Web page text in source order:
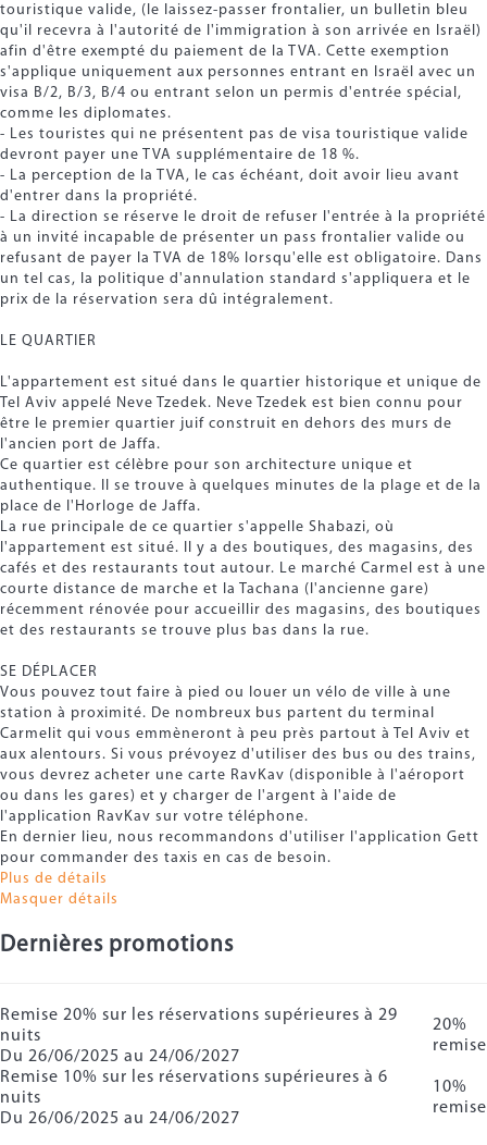
touristique valide, (le laissez-passer frontalier, un bulletin bleu
qu'il recevra à l'autorité de l'immigration à son arrivée en Israël)
afin d'être exempté du paiement de la TVA. Cette exemption
s'applique uniquement aux personnes entrant en Israël avec un
visa B/2, B/3, B/4 ou entrant selon un permis d'entrée spécial,
comme les diplomates.
- Les touristes qui ne présentent pas de visa touristique valide
devront payer une TVA supplémentaire de 18 %.
- La perception de la TVA, le cas échéant, doit avoir lieu avant
d'entrer dans la propriété.
- La direction se réserve le droit de refuser l'entrée à la propriété
à un invité incapable de présenter un pass frontalier valide ou
refusant de payer la TVA de 18% lorsqu'elle est obligatoire. Dans
un tel cas, la politique d'annulation standard s'appliquera et le
prix de la réservation sera dû intégralement.
LE QUARTIER
L'appartement est situé dans le quartier historique et unique de
Tel Aviv appelé Neve Tzedek. Neve Tzedek est bien connu pour
être le premier quartier juif construit en dehors des murs de
l'ancien port de Jaffa.
Ce quartier est célèbre pour son architecture unique et
authentique. Il se trouve à quelques minutes de la plage et de la
place de l'Horloge de Jaffa.
La rue principale de ce quartier s'appelle Shabazi, où
l'appartement est situé. Il y a des boutiques, des magasins, des
cafés et des restaurants tout autour. Le marché Carmel est à une
courte distance de marche et la Tachana (l'ancienne gare)
récemment rénovée pour accueillir des magasins, des boutiques
et des restaurants se trouve plus bas dans la rue.
SE DÉPLACER
Vous pouvez tout faire à pied ou louer un vélo de ville à une
station à proximité. De nombreux bus partent du terminal
Carmelit qui vous emmèneront à peu près partout à Tel Aviv et
aux alentours. Si vous prévoyez d'utiliser des bus ou des trains,
vous devrez acheter une carte RavKav (disponible à l'aéroport
ou dans les gares) et y charger de l'argent à l'aide de
l'application RavKav sur votre téléphone.
En dernier lieu, nous recommandons d'utiliser l'application Gett
pour commander des taxis en cas de besoin.
Plus de détails
Masquer détails
Dernières promotions
Remise 20% sur les réservations supérieures à 29
nuits
Du 26/06/2025 au 24/06/2027
20%
remise
Remise 10% sur les réservations supérieures à 6
nuits
Du 26/06/2025 au 24/06/2027
10%
remise